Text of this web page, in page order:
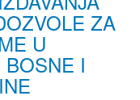
ZA
U
I